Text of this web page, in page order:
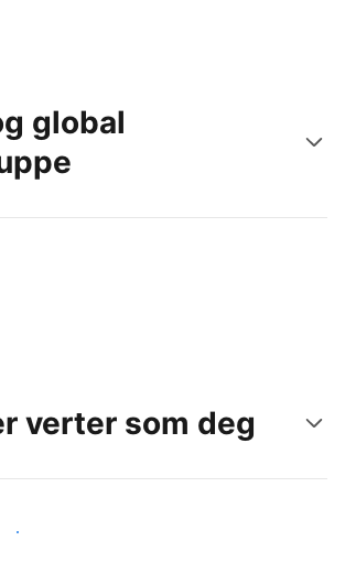
global
i dag
verter som deg
verter som deg